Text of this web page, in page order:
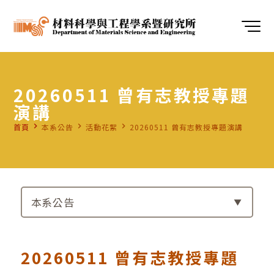
20260511 曾有志教授專題
演講
首頁 navigate_next 本系公告 navigate_next 活動花絮 navigate_next 20260511 曾有志教授專題演講
本系公告
20260511 曾有志教授專題